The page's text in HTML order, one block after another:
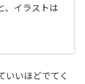
、イラストは
いいほどでてく